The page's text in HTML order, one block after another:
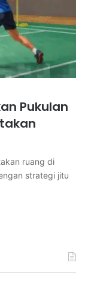
Pukulan
ruang di
strategi jitu